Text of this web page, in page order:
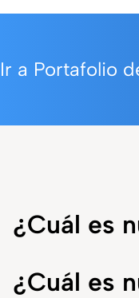
Ir a Portafolio
¿Cuál es
¿Cuál es